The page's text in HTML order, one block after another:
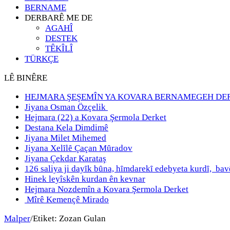
BERNAME
DERBARÊ ME DE
AGAHÎ
DESTEK
TÊKÎLÎ
TÜRKÇE
LÊ BINÊRE
HEJMARA ŞEŞEMÎN YA KOVARA BERNAMEGEH
Jiyana Osman Özçelik
Hejmara (22) a Kovara Şermola Derket
Destana Kela Dimdimê
Jiyana Milet Mihemed
Jiyana Xelȋlȇ Çaçan Mȗradov
Jiyana Çekdar Karataş
126 saliya ji dayȋk bȗna, hȋmdarekȋ edebyeta kurdȋ,
Hinek leyîskên kurdan ên kevnar
Hejmara Nozdemîn a Kovara Şermola Derket
Mîrê Kemençê Mirado
Malper/Etiket: Zozan Gulan